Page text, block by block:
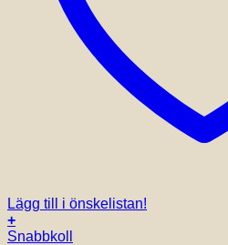
Lägg till i önskelistan!
+
Snabbkoll